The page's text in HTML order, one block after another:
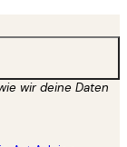
wir deine Daten